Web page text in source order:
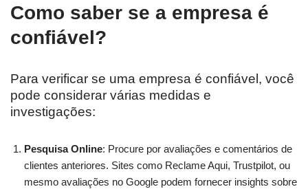
Como saber se a empresa é
confiável?
Para verificar se uma empresa é confiável, você
pode considerar várias medidas e
investigações:
Pesquisa Online: Procure por avaliações e comentários de
clientes anteriores. Sites como Reclame Aqui, Trustpilot, ou
mesmo avaliações no Google podem fornecer insights sobre